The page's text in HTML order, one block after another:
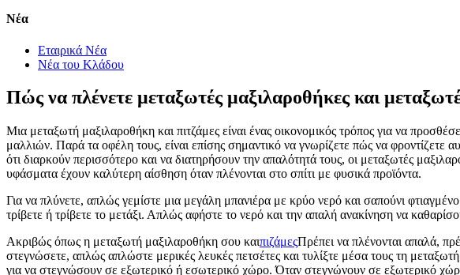
Νέα
Εταιρικά Νέα
Νέα του Κλάδου
Πώς να πλένετε μεταξωτές μαξιλαροθήκες και
Μια μεταξωτή μαξιλαροθήκη και πιτζάμες είναι ένας οικονομικός τρόπος για να
μαλλιών. Παρά τα οφέλη τους, είναι επίσης σημαντικό να γνωρίζετε πώς να φροντίζετε
ότι διαρκούν περισσότερο και να διατηρήσουν την απαλότητά τους, οι μεταξωτές
υφάσματα έχουν καλύτερη αίσθηση όταν πλένονται στο σπίτι με φυσικά προϊόντα.
Για να πλύνετε, απλώς γεμίστε μια μεγάλη μπανιέρα με κρύο νερό και σαπούνι
τρίβετε ή τρίβετε το μετάξι. Απλώς αφήστε το νερό και την απαλή ανακίνηση να
Ακριβώς όπως η μεταξωτή μαξιλαροθήκη σου καιπιζάμεςΠρέπει να πλένονται απαλά,
στεγνώσετε, απλώς απλώστε μερικές λευκές πετσέτες και τυλίξτε μέσα τους τη
για να στεγνώσουν σε εξωτερικό ή εσωτερικό χώρο. Όταν στεγνώνουν σε εξωτερικό